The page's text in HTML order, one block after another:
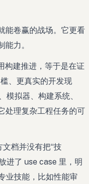
能卷赢的战场。它更看
力。
构建推进，等于是在证
、更真实的开发现
拟器、构建系统、
处理复杂工程任务的可
档并没有把“技
进了 use case 里，明
业技能，比如性能审